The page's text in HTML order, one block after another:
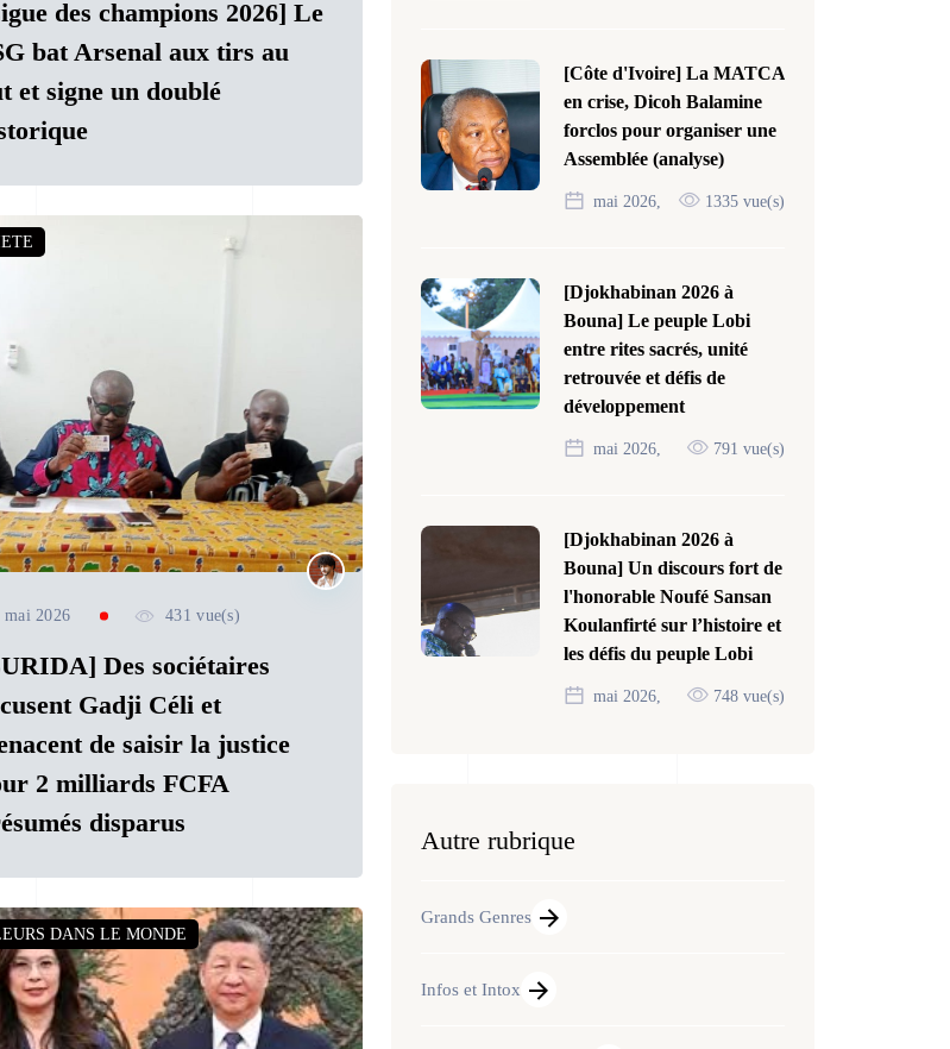
des champions 2026] Le
bat Arsenal aux tirs au
et signe un doublé
mai 2026 431 vue(s)
Des sociétaires
Gadji Céli et
de saisir la justice
2 milliards FCFA
disparus
DANS LE MONDE
[Côte d'Ivoire] La MATCA
en crise, Dicoh Balamine
forclos pour organiser une
Assemblée (analyse)
mai 2026, 1335 vue(s)
[Djokhabinan 2026 à
Bouna] Le peuple Lobi
entre rites sacrés, unité
retrouvée et défis de
développement
mai 2026, 791 vue(s)
[Djokhabinan 2026 à
Bouna] Un discours fort de
l'honorable Noufé Sansan
Koulanfirté sur l’histoire et
les défis du peuple Lobi
mai 2026, 748 vue(s)
Autre rubrique
Grands Genres
Infos et Intox